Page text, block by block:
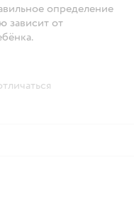
определение
зависит от